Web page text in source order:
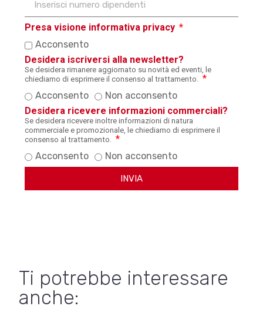
Presa visione informativa privacy
Acconsento
Desidera iscriversi alla newsletter?
Se desidera rimanere aggiornato su novità ed eventi, le
chiediamo di esprimere il consenso al trattamento.
Acconsento
Non acconsento
Desidera ricevere informazioni commerciali?
Se desidera ricevere inoltre informazioni di natura
commerciale e promozionale, le chiediamo di esprimere il
consenso al trattamento.
Acconsento Non acconsento
INVIA
Ti potrebbe interessare
anche: